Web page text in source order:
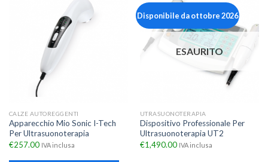
CALZE AUTOREGGENTI
Apparecchio Mio Sonic I-Tech
Per Ultrasuonoterapia
€257.00 IVA inclusa
Disponibile da ottobre 2026
ESAURITO
UTRASUONOTERAPIA
Dispositivo Professionale Per
Ultrasuonoterapia UT2
€1,490.00 IVA inclusa